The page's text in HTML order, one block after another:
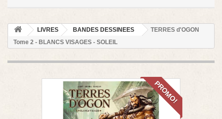
LIVRES BANDES DESSINEES
TERRES d'OGON
Tome 2 - BLANCS VISAGES - SOLEIL
PROMO!